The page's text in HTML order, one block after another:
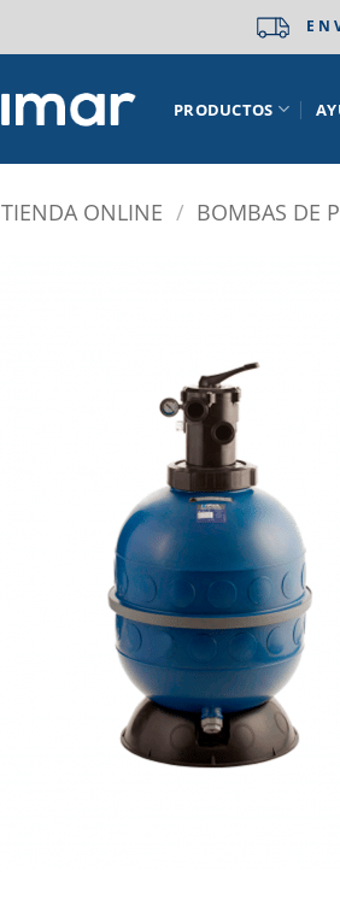
PRODUCTOS
TIENDA ONLINE / BOMBAS DE